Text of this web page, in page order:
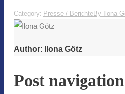
Category: Presse / BerichteBy Ilona
Author: Ilona Götz
Post navigation